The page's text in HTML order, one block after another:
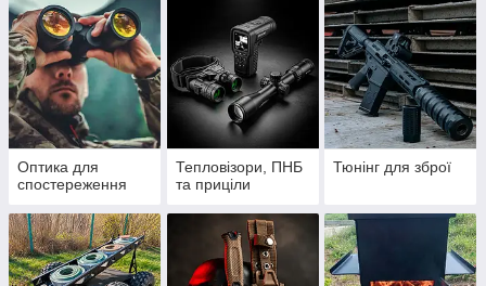
Оптика для
спостереження
Тепловізори, ПНБ
та приціли
Тюнінг для зброї